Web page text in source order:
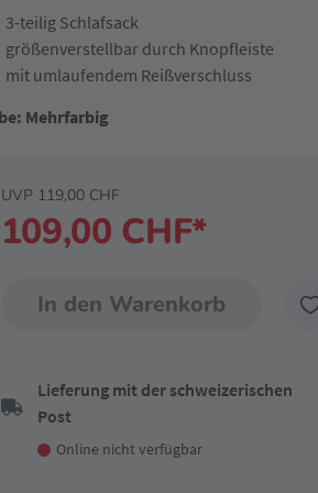
3-teilig Schlafsack
größenverstellbar durch Knopfleiste
mit umlaufendem Reißverschluss
Mehrfarbig
109,00 CHF*
UVP 119,00 CHF
In den Warenkorb
Lieferung mit der schweizerischen
Post
Online nicht verfügbar